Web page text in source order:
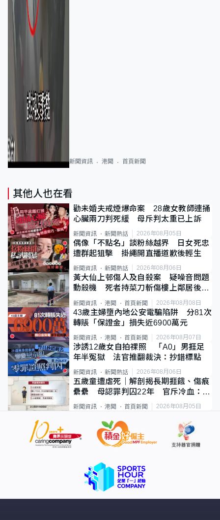
新聞資訊 港聞 首頁新聞
其他人也在看
勸未婚夫戒煙爆命案 28歲女教師連捅
心臟兩刀判死緩 母斥判太重已上訴
新聞資訊 新聞熱話 2026年08月05日
偶像「不點名」談粉絲越界 日女死忠
遭群起狙擊 掛繩開直播道歉後輕生
新聞資訊 新聞熱話 2026年08月06日
黃大仙上邨傷人及自殺案 疑噪音問題
動殺機 死者持菜刀斬傷樓上鄰居後墮
新聞資訊 港聞 首頁新聞 2026年08月08日
43歲主婦墮內地公安電騙陷阱 分81次
轉賬「保證金」損失近6900萬元
新聞資訊 港聞 首頁新聞 2026年08月07日
涉誘12歲女自拍祼照 「A0」男捱足
年半冤獄 法官推翻裁決：抄錯標點
新聞資訊 新聞熱話 2026年08月06日
五歲童遭虐死｜解剖揭長期捱餓、傷痕
纍纍 母認罪判囚22年 官斥冷血：同
類案最惡劣
新聞資訊 港聞 首頁新聞 2026年08月05日